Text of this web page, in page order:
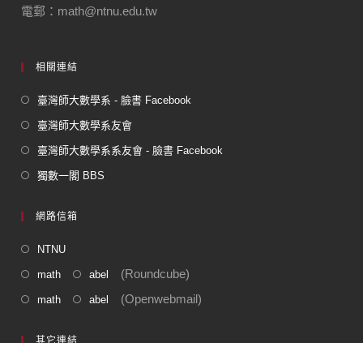
電郵：math@ntnu.edu.tw
相關連結
臺灣師大數學系 - 臉書 Facebook
臺灣師大數學系友會
臺灣師大數學系系友會 - 臉書 Facebook
獨數一閣 BBS
網路信箱
NTNU
math abel (Roundcube)
math abel (Openwebmail)
其它連結